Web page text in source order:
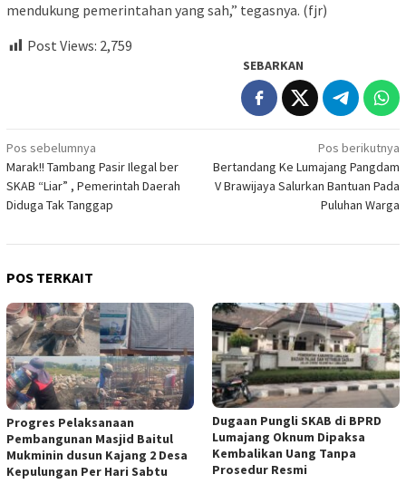
mendukung pemerintahan yang sah,” tegasnya. (fjr)
Post Views: 2,759
SEBARKAN
Navigasi
pos
Pos sebelumnya
Marak!! Tambang Pasir Ilegal ber
SKAB “Liar” , Pemerintah Daerah
Diduga Tak Tanggap
Pos berikutnya
Bertandang Ke Lumajang Pangdam
V Brawijaya Salurkan Bantuan Pada
Puluhan Warga
POS TERKAIT
Progres Pelaksanaan
Pembangunan Masjid Baitul
Mukminin dusun Kajang 2 Desa
Kepulungan Per Hari Sabtu
Dugaan Pungli SKAB di BPRD
Lumajang Oknum Dipaksa
Kembalikan Uang Tanpa
Prosedur Resmi